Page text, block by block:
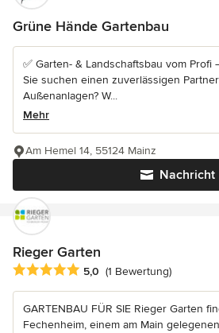
Grüne Hände Gartenbau
✅ Garten- & Landschaftsbau vom Profi
Sie suchen einen zuverlässigen
Außenanlagen? W...
Mehr
Nachricht
Am Hemel 14, 55124 Mainz
Rieger Garten
Durchschnittliche Bewertung: 5 von 5
5,0 (1 Bewertung)
GARTENBAU FÜR SIE Rieger Garten
Fechenheim, einem am Main